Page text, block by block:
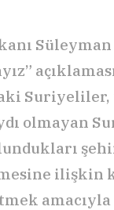
Süleyman
olmayan
ilişkin
amacıyla